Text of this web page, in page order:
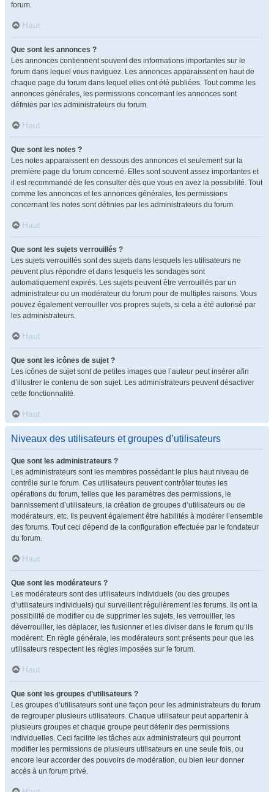
forum.
Haut
Que sont les annonces ?
Les annonces contiennent souvent des informations importantes sur le
forum dans lequel vous naviguez. Les annonces apparaissent en haut de
chaque page du forum dans lequel elles ont été publiées. Tout comme les
annonces générales, les permissions concernant les annonces sont
définies par les administrateurs du forum.
Haut
Que sont les notes ?
Les notes apparaissent en dessous des annonces et seulement sur la
première page du forum concerné. Elles sont souvent assez importantes et
il est recommandé de les consulter dès que vous en avez la possibilité. Tout
comme les annonces et les annonces générales, les permissions
concernant les notes sont définies par les administrateurs du forum.
Haut
Que sont les sujets verrouillés ?
Les sujets verrouillés sont des sujets dans lesquels les utilisateurs ne
peuvent plus répondre et dans lesquels les sondages sont
automatiquement expirés. Les sujets peuvent être verrouillés par un
administrateur ou un modérateur du forum pour de multiples raisons. Vous
pouvez également verrouiller vos propres sujets, si cela a été autorisé par
les administrateurs.
Haut
Que sont les icônes de sujet ?
Les icônes de sujet sont de petites images que l’auteur peut insérer afin
d’illustrer le contenu de son sujet. Les administrateurs peuvent désactiver
cette fonctionnalité.
Haut
Niveaux des utilisateurs et groupes d’utilisateurs
Que sont les administrateurs ?
Les administrateurs sont les membres possédant le plus haut niveau de
contrôle sur le forum. Ces utilisateurs peuvent contrôler toutes les
opérations du forum, telles que les paramètres des permissions, le
bannissement d’utilisateurs, la création de groupes d’utilisateurs ou de
modérateurs, etc. Ils peuvent également être habilités à modérer l’ensemble
des forums. Tout ceci dépend de la configuration effectuée par le fondateur
du forum.
Haut
Que sont les modérateurs ?
Les modérateurs sont des utilisateurs individuels (ou des groupes
d’utilisateurs individuels) qui surveillent régulièrement les forums. Ils ont la
possibilité de modifier ou de supprimer les sujets, les verrouiller, les
déverrouiller, les déplacer, les fusionner et les diviser dans le forum qu’ils
modèrent. En règle générale, les modérateurs sont présents pour que les
utilisateurs respectent les règles imposées sur le forum.
Haut
Que sont les groupes d’utilisateurs ?
Les groupes d’utilisateurs sont une façon pour les administrateurs du forum
de regrouper plusieurs utilisateurs. Chaque utilisateur peut appartenir à
plusieurs groupes et chaque groupe peut détenir des permissions
individuelles. Ceci facilite les tâches aux administrateurs qui pourront
modifier les permissions de plusieurs utilisateurs en une seule fois, ou
encore leur accorder des pouvoirs de modération, ou bien leur donner
accès à un forum privé.